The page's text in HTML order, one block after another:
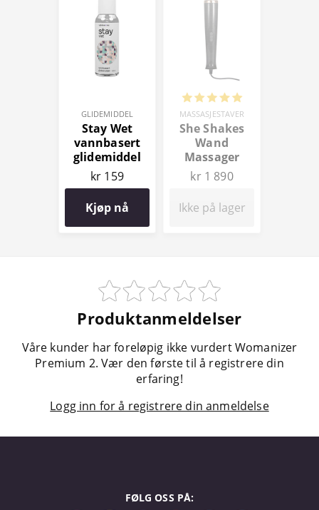
GLIDEMIDDEL
Stay Wet
vannbasert
glidemiddel
100 ml
kr 159
Kjøp nå
MASSASJESTAVER
She Shakes
Wand
Massager
kr 1 890
Ikke på lager
Produktanmeldelser
Våre kunder har foreløpig ikke vurdert Womanizer
Premium 2. Vær den første til å registrere din
erfaring!
Logg inn for å registrere din anmeldelse
FØLG OSS PÅ: